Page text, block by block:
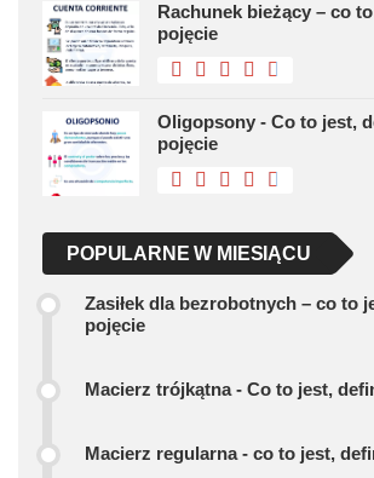
Rachunek bieżący – co
pojęcie
Oligopsony - Co to jest,
pojęcie
POPULARNE W MIESIĄCU
Zasiłek dla bezrobotnych – co to
pojęcie
Macierz trójkątna - Co to jest,
Macierz regularna - co to jest,